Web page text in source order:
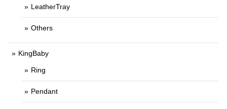
LeatherTray
Others
KingBaby
Ring
Pendant